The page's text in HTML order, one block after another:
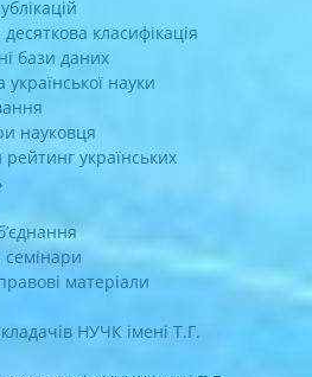
класифікація
бази даних
української науки
науковця
українських
семінари
матеріали
НУЧК імені Т.Г.